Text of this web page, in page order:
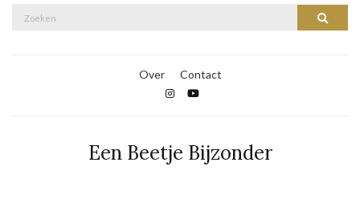
Over Contact
Een Beetje Bijzonder